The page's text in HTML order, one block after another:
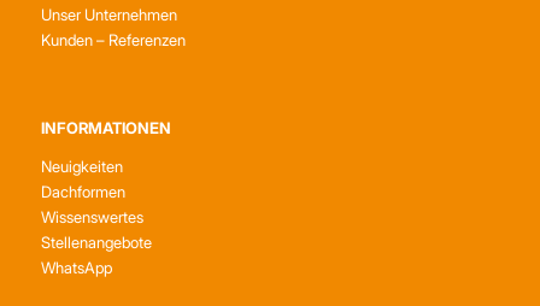
Unser Unternehmen
Kunden – Referenzen
INFORMATIONEN
Neuigkeiten
Dachformen
Wissenswertes
Stellenangebote
WhatsApp